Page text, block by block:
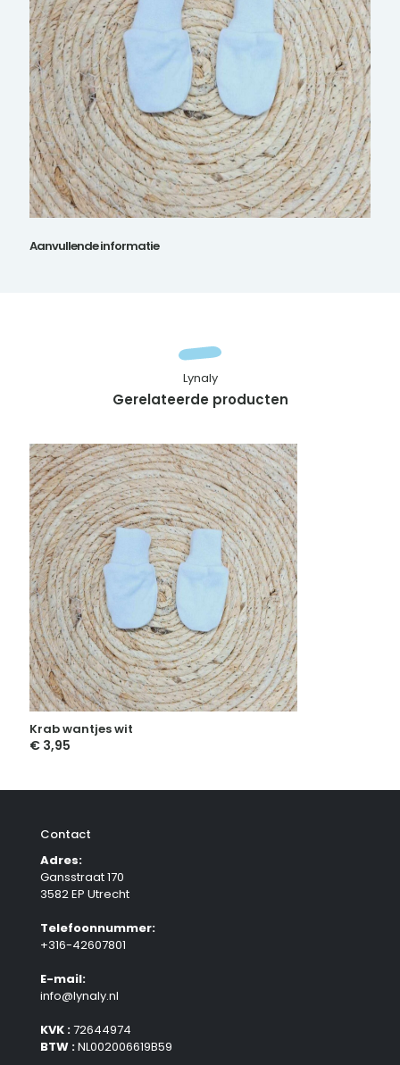
Aanvullende informatie
Gerelateerde producten
Lynaly
Krab wantjes wit
€ 3,95
Contact
Adres:
Gansstraat 170
3582 EP Utrecht
Telefoonnummer:
+316-42607801
E-mail:
info@lynaly.nl
KVK :72644974
BTW :NL002006619B59